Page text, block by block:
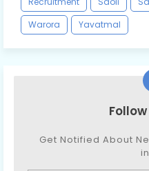
Warora
Yavatmal
Get Notified About